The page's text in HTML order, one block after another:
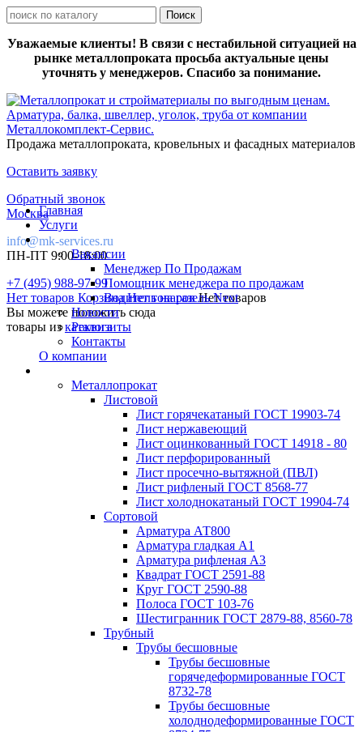
Уважаемые клиенты! В связи с нестабильной ситуацией на
рынке металлопроката просьба актуальные цены
уточнять у менеджеров. Спасибо за понимание.
Продажа металлопроката, кровельных и фасадных материалов
Оставить заявку
Обратный звонок
Москва
info@mk-services.ru
ПН-ПТ 9:00-18:00
+7 (495) 988-97-99
Нет товаров КорзинаНет товаровНет товаров
Вы можете положить сюда
товары изкаталога
Главная
Услуги
Вакансии
Менеджер По Продажам
Помощник менеджера по продажам
Водитель на газель Next
Новости
Реквизиты
Контакты
О компании
Металлопрокат
Листовой
Лист горячекатаный ГОСТ 19903-74
Лист нержавеющий
Лист оцинкованный ГОСТ 14918 - 80
Лист перфорированный
Лист просечно-вытяжной (ПВЛ)
Лист рифленый ГОСТ 8568-77
Лист холоднокатаный ГОСТ 19904-74
Сортовой
Арматура АТ800
Арматура гладкая А1
Арматура рифленая А3
Квадрат ГОСТ 2591-88
Круг ГОСТ 2590-88
Полоса ГОСТ 103-76
Шестигранник ГОСТ 2879-88, 8560-78
Трубный
Трубы бесшовные
Трубы бесшовные
горячедеформированные ГОСТ
8732-78
Трубы бесшовные
холоднодеформированные ГОСТ